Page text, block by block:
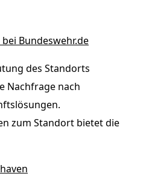
Bundeswehr.de
des Standorts
Nachfrage nach
zum Standort bietet die